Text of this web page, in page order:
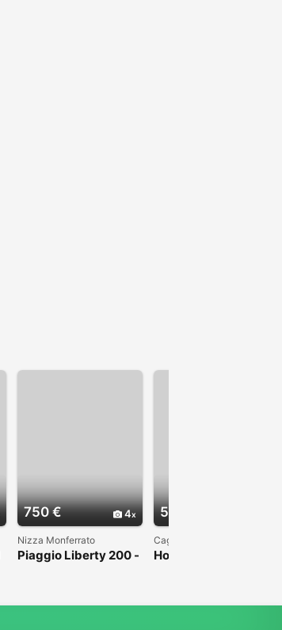
750 € 4
Nizza Monferrato
Piaggio Liberty 200 -
5.000 €
Cagliari
Honda Sh 350 Sport